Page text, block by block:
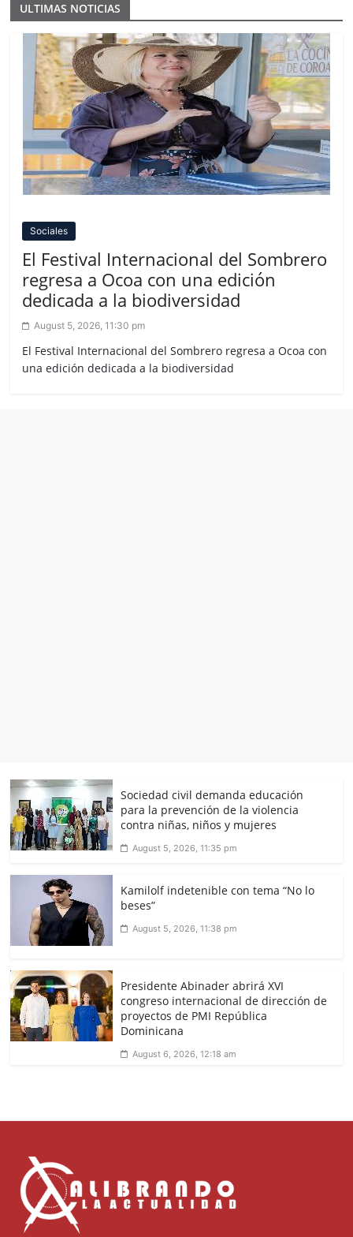
ULTIMAS NOTICIAS
Sociales
El Festival Internacional del Sombrero
regresa a Ocoa con una edición
dedicada a la biodiversidad
August 5, 2026, 11:30 pm
El Festival Internacional del Sombrero regresa a Ocoa con
una edición dedicada a la biodiversidad
Sociedad civil demanda educación
para la prevención de la violencia
contra niñas, niños y mujeres
August 5, 2026, 11:35 pm
Kamilolf indetenible con tema “No lo
beses”
August 5, 2026, 11:38 pm
Presidente Abinader abrirá XVI
congreso internacional de dirección de
proyectos de PMI República
Dominicana
August 6, 2026, 12:18 am